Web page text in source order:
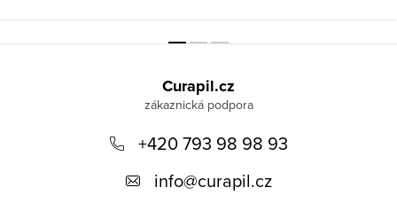
Curapil.cz
+420 793 98 98 93
info@curapil.cz